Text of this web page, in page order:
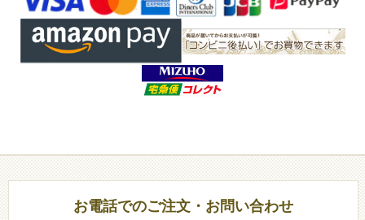
お電話でのご注文・お問い合わせ